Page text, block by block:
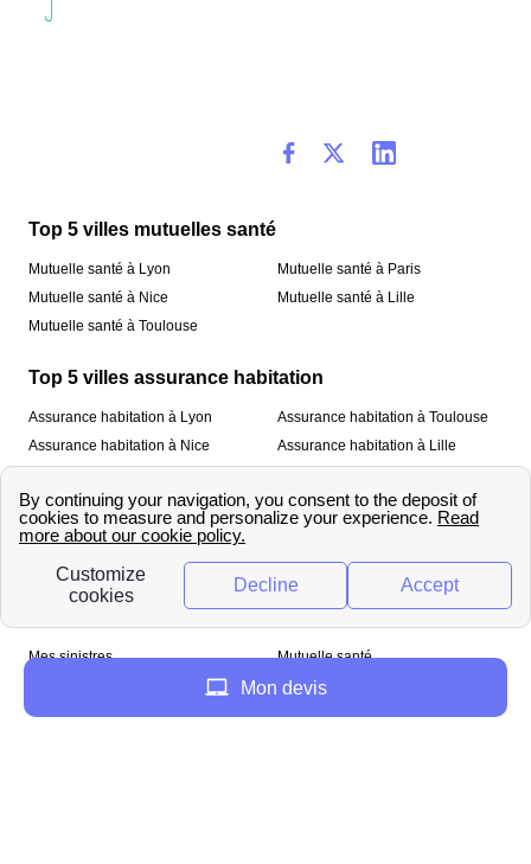
Top 5 villes mutuelles santé
Mutuelle santé à Lyon
Mutuelle santé à Nice
Mutuelle santé à Toulouse
Mutuelle santé à Paris
Mutuelle santé à Lille
Top 5 villes assurance habitation
Assurance habitation à Lyon
Assurance habitation à Nice
Assurance habitation à Toulouse
Assurance habitation à Lille
À propos
Qui sommes-nous ? Mentions légales
Mes sinistres
Mutuelle santé
Mon devis